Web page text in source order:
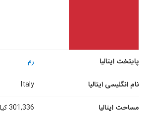
پایتخت ایتالیا رم
نام انگلیسی ایتالیا Italy
مساحت ایتالیا 301,336 کیلومتر مربع